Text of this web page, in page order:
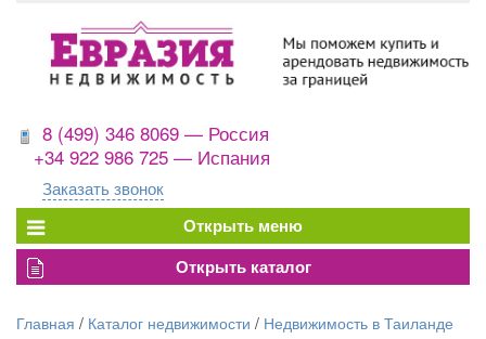
8 (499) 346 8069 — Россия
+34 922 986 725 — Испания
Заказать звонок
Главная / Каталог недвижимости / Недвижимость в Таиланде